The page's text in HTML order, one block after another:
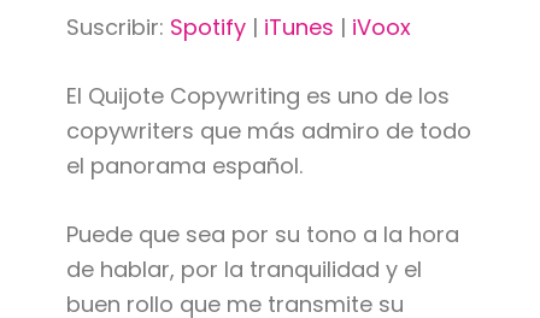
Suscribir: Spotify| iTunes | iVoox
El Quijote Copywriting es uno de los
copywriters que más admiro de todo
el panorama español.
Puede que sea por su tono a la hora
de hablar, por la tranquilidad y el
buen rollo que me transmite su